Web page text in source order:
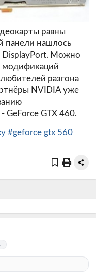
равны
панели нашлось
DisplayPort. Можно
модификаций
разгона
NVIDIA уже
GTX 460.
#geforce gtx 560